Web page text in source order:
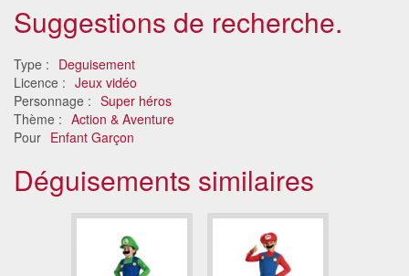
Suggestions de recherche.
Type : Deguisement
Licence : Jeux vidéo
Personnage : Super héros
Thème : Action & Aventure
Pour Enfant Garçon
Déguisements similaires